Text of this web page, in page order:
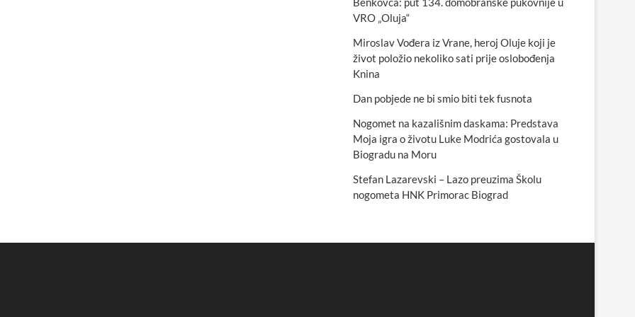
VRO „Oluja“
Miroslav Vođera iz Vrane, heroj Oluje koji je
život položio nekoliko sati prije oslobođenja
Knina
Dan pobjede ne bi smio biti tek fusnota
Nogomet na kazališnim daskama: Predstava
Moja igra o životu Luke Modrića gostovala u
Biogradu na Moru
Stefan Lazarevski – Lazo preuzima Školu
nogometa HNK Primorac Biograd